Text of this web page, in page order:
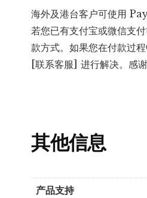
海外及港台客户可使用
若您已有支付宝或微信支
款方式。如果您在付款过
[联系客服] 进行解决。感
其他信息
产品支持